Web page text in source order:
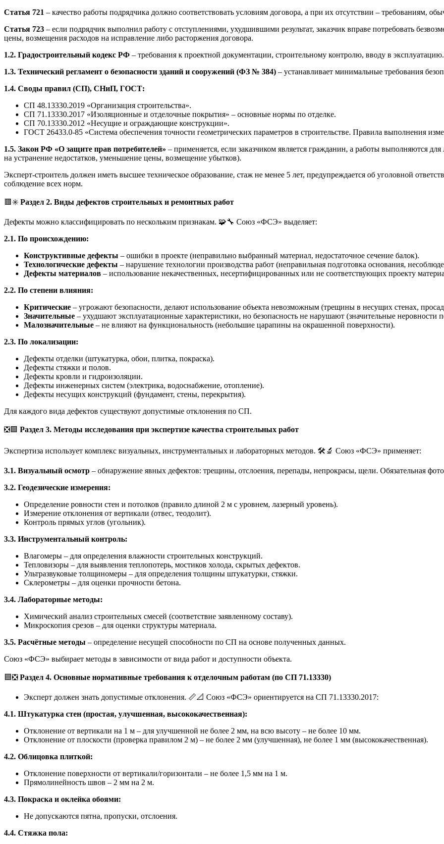
Статья 721 – качество работы подрядчика должно соответствовать условиям договора, а при их отсутствии – требованиям,
Статья 723 – если подрядчик выполнил работу с отступлениями, ухудшившими результат, заказчик вправе потребовать
цены, возмещения расходов на исправление либо расторжения договора.
1.2. Градостроительный кодекс РФ – требования к проектной документации, строительному контролю, вводу в эксплуатацию.
1.3. Технический регламент о безопасности зданий и сооружений (ФЗ № 384) – устанавливает минимальные требования
1.4. Своды правил (СП), СНиП, ГОСТ:
СП 48.13330.2019 «Организация строительства».
СП 71.13330.2017 «Изоляционные и отделочные покрытия» – основные нормы по отделке.
СП 70.13330.2012 «Несущие и ограждающие конструкции».
ГОСТ 26433.0-85 «Система обеспечения точности геометрических параметров в строительстве. Правила выполнения
1.5. Закон РФ «О защите прав потребителей» – применяется, если заказчиком является гражданин, а работы выполняются
на устранение недостатков, уменьшение цены, возмещение убытков).
Эксперт-строитель должен иметь высшее техническое образование, стаж не менее 5 лет, предупреждается об уголовной
соблюдение всех норм.
🟥✳️ Раздел 2. Виды дефектов строительных и ремонтных работ
Дефекты можно классифицировать по нескольким признакам. 🧩🔧 Союз «ФСЭ» выделяет:
2.1. По происхождению:
Конструктивные дефекты – ошибки в проекте (неправильно выбранный материал, недостаточное сечение балок).
Технологические дефекты – нарушение технологии производства работ (неправильная подготовка основания,
Дефекты материалов – использование некачественных, несертифицированных или не соответствующих проекту
2.2. По степени влияния:
Критические – угрожают безопасности, делают использование объекта невозможным (трещины в несущих стенах,
Значительные – ухудшают эксплуатационные характеристики, но безопасность не нарушают (значительные неровности
Малозначительные – не влияют на функциональность (небольшие царапины на окрашенной поверхности).
2.3. По локализации:
Дефекты отделки (штукатурка, обои, плитка, покраска).
Дефекты стяжки и полов.
Дефекты кровли и гидроизоляции.
Дефекты инженерных систем (электрика, водоснабжение, отопление).
Дефекты несущих конструкций (фундамент, стены, перекрытия).
Для каждого вида дефектов существуют допустимые отклонения по СП.
❎🟩 Раздел 3. Методы исследования при экспертизе качества строительных работ
Экспертиза использует комплекс визуальных, инструментальных и лабораторных методов. 🛠️🔬 Союз «ФСЭ» применяет:
3.1. Визуальный осмотр – обнаружение явных дефектов: трещины, отслоения, перепады, непрокрасы, щели. Обязательная
3.2. Геодезические измерения:
Определение ровности стен и потолков (правило длиной 2 м с уровнем, лазерный уровень).
Измерение отклонения от вертикали (отвес, теодолит).
Контроль прямых углов (угольник).
3.3. Инструментальный контроль:
Влагомеры – для определения влажности строительных конструкций.
Тепловизоры – для выявления теплопотерь, мостиков холода, скрытых дефектов.
Ультразвуковые толщиномеры – для определения толщины штукатурки, стяжки.
Склерометры – для оценки прочности бетона.
3.4. Лабораторные методы:
Химический анализ строительных смесей (соответствие заявленному составу).
Микроскопия срезов – для оценки структуры материала.
3.5. Расчётные методы – определение несущей способности по СП на основе полученных данных.
Союз «ФСЭ» выбирает методы в зависимости от вида работ и доступности объекта.
🟦❎ Раздел 4. Основные нормативные требования к отделочным работам (по СП 71.13330)
Эксперт должен знать допустимые отклонения. 📏📐 Союз «ФСЭ» ориентируется на СП 71.13330.2017:
4.1. Штукатурка стен (простая, улучшенная, высококачественная):
Отклонение от вертикали на 1 м – для улучшенной не более 2 мм, на всю высоту – не более 10 мм.
Отклонение от плоскости (проверка правилом 2 м) – не более 2 мм (улучшенная), не более 1 мм (высококачественная).
4.2. Облицовка плиткой:
Отклонение поверхности от вертикали/горизонтали – не более 1,5 мм на 1 м.
Прямолинейность швов – 2 мм на 2 м.
4.3. Покраска и оклейка обоями:
Не допускаются пятна, пропуски, отслоения.
4.4. Стяжка пола: